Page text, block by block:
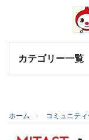
カテゴリー一覧
ホーム コミュニテ